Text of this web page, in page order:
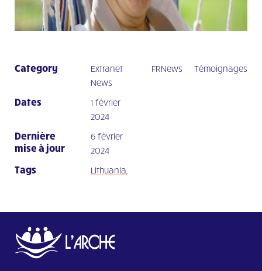
Category
Extranet
News
FRNews Témoignages
Dates
1 février
2024
Dernière
mise à jour
6 février
2024
Tags Lithuania